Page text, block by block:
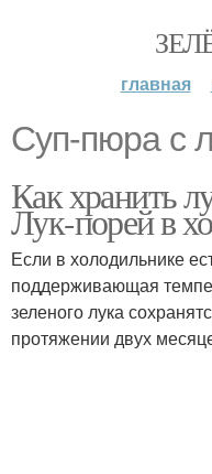
главная
Суп-пюра с
Как хранить
Лук-порей в
Если в холодильнике
поддерживающая
зеленого лука
протяжении двух